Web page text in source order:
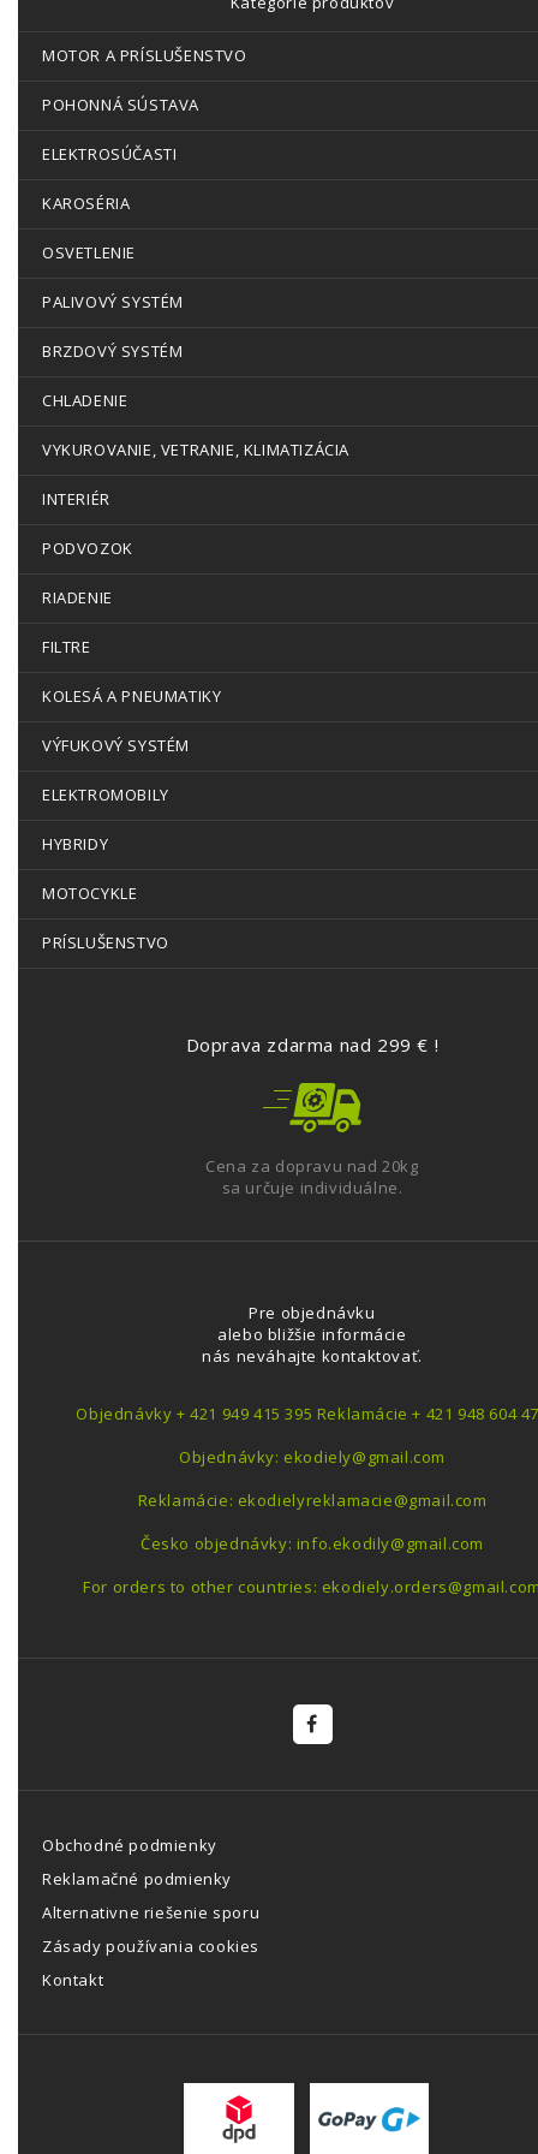
MOTOR A PRÍSLUŠENSTVO
POHONNÁ SÚSTAVA
ELEKTROSÚČASTI
KAROSÉRIA
OSVETLENIE
PALIVOVÝ SYSTÉM
BRZDOVÝ SYSTÉM
CHLADENIE
VYKUROVANIE, VETRANIE, KLIMATIZÁCIA
INTERIÉR
PODVOZOK
RIADENIE
FILTRE
KOLESÁ A PNEUMATIKY
VÝFUKOVÝ SYSTÉM
ELEKTROMOBILY
HYBRIDY
MOTOCYKLE
PRÍSLUŠENSTVO
Doprava zdarma nad 299 € !
Cena za dopravu nad 20kg
sa určuje individuálne.
Pre objednávku
alebo bližšie informácie
nás neváhajte kontaktovať.
Objednávky + 421 949 415 395 Reklamácie + 421 948 604
Objednávky: ekodiely@gmail.com
Reklamácie: ekodielyreklamacie@gmail.com
Česko objednávky: info.ekodily@gmail.com
For orders to other countries:
Obchodné podmienky
Reklamačné podmienky
Alternativne riešenie sporu
Zásady používania cookies
Kontakt